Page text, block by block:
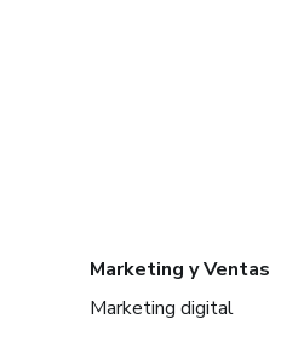
Marketing y Ventas
Marketing digital